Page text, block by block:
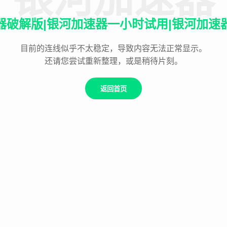
破解版|银河加速器一小时试用|银河加速
目前的连线似乎不太稳定，导致内容无法正常显示。
还请您尝试重新整理，或是稍待片刻。
返回首页